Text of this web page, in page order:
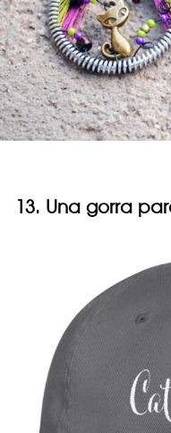
13. Una gorra